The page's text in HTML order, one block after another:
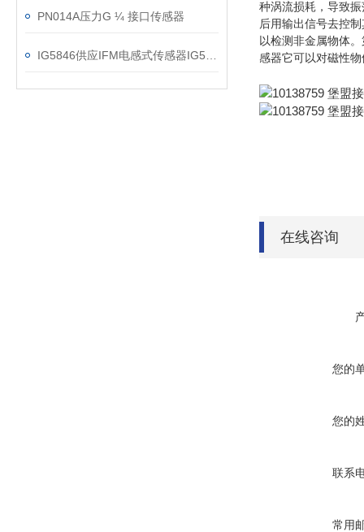
PN014A压力G ¼ 接口传感器
种涡流损耗，导致
后用输出信号去控
以检测非金属物体
感器它可以对磁性
在线咨询
您的
您的
联系
常用